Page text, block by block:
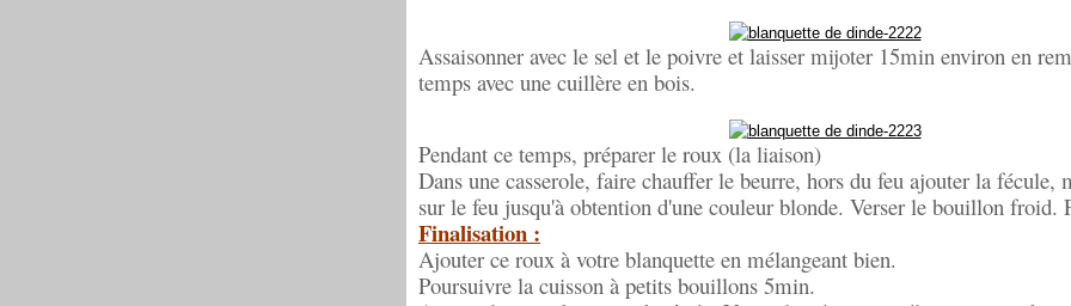
Assaisonner avec le sel et le poivre et laisser mijoter 15min environ en
temps avec une cuillère en bois.
Pendant ce temps, préparer le roux (la liaison)
Dans une casserole, faire chauffer le beurre, hors du feu ajouter la fécule,
sur le feu jusqu'à obtention d'une couleur blonde. Verser le bouillon froid.
Finalisation :
Ajouter ce roux à votre blanquette en mélangeant bien.
Poursuivre la cuisson à petits bouillons 5min.